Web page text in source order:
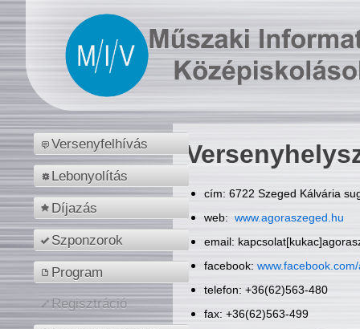
Versenyfelhívás
Lebonyolítás
Díjazás
Szponzorok
Program
Regisztráció
cím: 6722 Szeged Kálvária
web: www.agoraszeged.hu
email:
facebook:
telefon: +36(62)563-480
fax: +36(62)563-499